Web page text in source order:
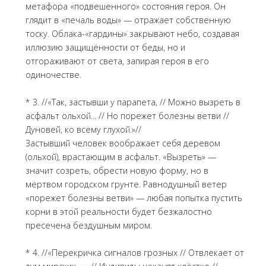
метафора «подвешенного» состояния героя. Он
глядит в «печаль воды» — отражает собственную
тоску. Облака-«гардины» закрывают небо, создавая
иллюзию защищённости от беды, но и
отгораживают от света, запирая героя в его
одиночестве.
* 3. //«Так, застывши у парапета, // Можно вызреть в
асфальт ольхой... // Но порежет болезны ветви //
Дуновей, ко всему глухой.»//
Застывший человек воображает себя деревом
(ольхой), врастающим в асфальт. «Вызреть» —
значит созреть, обрести новую форму, но в
мёртвом городском грунте. Равнодушный ветер
«порежет болезны ветви» — любая попытка пустить
корни в этой реальности будет безжалостно
пресечена бездушным миром.
* 4. //«Перекричка сигналов грозных // Отвлекает от